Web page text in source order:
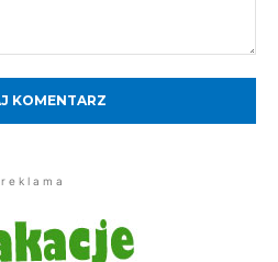
r e k l a m a